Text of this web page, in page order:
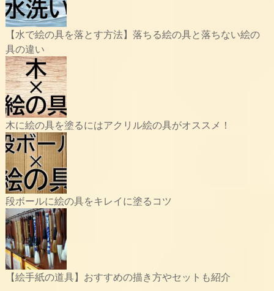
【水で絵の具を落とす方法】落ちる絵の具と落ちない絵の
具の違い
木に絵の具を塗るにはアクリル絵の具がオススメ！
段ボールに絵の具をキレイに塗るコツ
【絵手紙の道具】おすすめの描き方やセットも紹介